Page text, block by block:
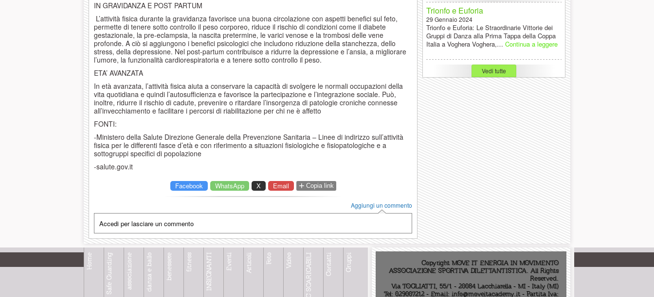
Trionfo e Euforia
29 Gennaio 2024
Trionfo e Euforia: Le Straordinarie Vittorie dei
Gruppi di Danza alla Prima Tappa della Coppa
Italia a Voghera Voghera,…Continua a leggere
Vedi tutte
IN GRAVIDANZA E POST PARTUM
L’attività fisica durante la gravidanza favorisce una buona circolazione con aspetti benefici sul feto,
permette di tenere sotto controllo il peso corporeo, riduce il rischio di condizioni come il diabete
gestazionale, la pre-eclampsia, la nascita pretermine, le varici venose e la trombosi delle vene
profonde. A ciò si aggiungono i benefici psicologici che includono riduzione della stanchezza, dello
stress, della depressione. Nel post-partum contribuisce a ridurre la depressione e l’ansia, a migliorare
l’umore, la funzionalità cardiorespiratoria e a tenere sotto controllo il peso.
ETA’ AVANZATA
In età avanzata, l’attività fisica aiuta a conservare la capacità di svolgere le normali occupazioni della
vita quotidiana e quindi l’autosufficienza e favorisce la partecipazione e l’integrazione sociale. Può,
inoltre, ridurre il rischio di cadute, prevenire o ritardare l’insorgenza di patologie croniche connesse
all’invecchiamento e facilitare i percorsi di riabilitazione per chi ne è affetto
FONTI:
-Ministero della Salute Direzione Generale della Prevenzione Sanitaria – Linee di indirizzo sull’attività
fisica per le differenti fasce d’età e con riferimento a situazioni fisiologiche e fisiopatologiche e a
sottogruppi specifici di popolazione
-salute.gov.it
Facebook WhatsApp X Email + Copia link
Aggiungi un commento
Accedi per lasciare un commento
Home Safe Guarding associazione danza e ballo benessere fitness INSEGNANTI Eventi Articoli Foto Video DOC SCARICABILI Contatti Gruppi
Copyright MOVE IT ENERGIA IN MOVIMENTO
ASSOCIAZIONE SPORTIVA DILETTANTISTICA. All Rights
Reserved.
Via TOGLIATTI, 55/1 - 20084 Lacchiarella - MI - Italy (MI)
Tel: 029007212 - Email: info@moveitacademy.it- Partita Iva: